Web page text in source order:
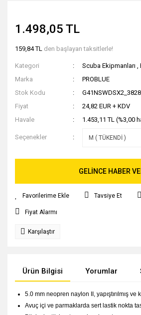
1.498,05 TL
159,84 TL den başlayan taksitlerle!
Kategori Scuba Ekipmanları ,
Marka
PROBLUE
Stok Kodu
Fiyat
24,82 EUR + KDV
Havale
1.453,11 TL (%3,00
Seçenekler
GELİNCE HABER
Tavsiye Et
Fiyat Alarmı
Karşılaştır
Ürün Bilgisi Yorumlar
5.0 mm neopren naylon II, yapıştırılmış ve
Avuç içi ve parmaklarda sert lastik nokta